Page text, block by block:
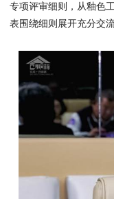
专项评审细则，从釉色
表围绕细则展开充分交